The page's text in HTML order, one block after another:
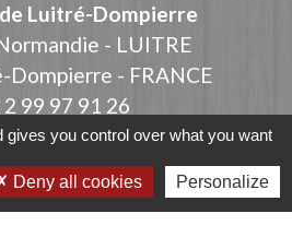
Luitré-Dompierre
- LUITRE
Dompierre - FRANCE
2 99 97 91 26
par formulaire
you control over what you want
Deny all cookies Personalize